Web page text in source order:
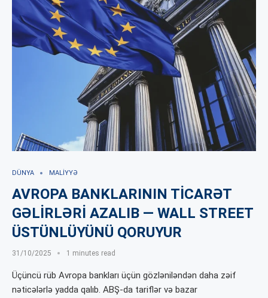
DÜNYA MALIYYƏ
AVROPA BANKLARININ TİCARƏT
GƏLİRLƏRİ AZALIB — WALL STREET
ÜSTÜNLÜYÜNÜ QORUYUR
31/10/2025 1 minutes read
Üçüncü rüb Avropa bankları üçün gözləniləndən daha zəif
nəticələrlə yadda qalıb. ABŞ-da tariflər və bazar